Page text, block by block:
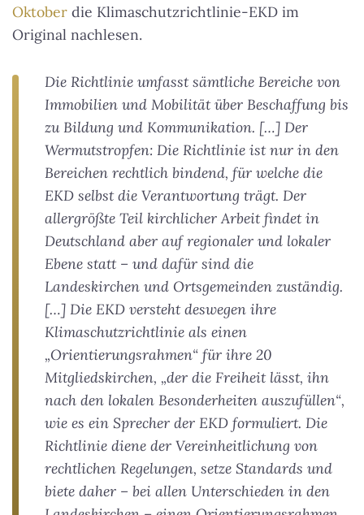
Oktober die Klimaschutzrichtlinie-EKD im
Original nachlesen.
Die Richtlinie umfasst sämtliche Bereiche von
Immobilien und Mobilität über Beschaffung bis
zu Bildung und Kommunikation. […] Der
Wermutstropfen: Die Richtlinie ist nur in den
Bereichen rechtlich bindend, für welche die
EKD selbst die Verantwortung trägt. Der
allergrößte Teil kirchlicher Arbeit findet in
Deutschland aber auf regionaler und lokaler
Ebene statt – und dafür sind die
Landeskirchen und Ortsgemeinden zuständig.
[…] Die EKD versteht deswegen ihre
Klimaschutzrichtlinie als einen
„Orientierungsrahmen“ für ihre 20
Mitgliedskirchen, „der die Freiheit lässt, ihn
nach den lokalen Besonderheiten auszufüllen“,
wie es ein Sprecher der EKD formuliert. Die
Richtlinie diene der Vereinheitlichung von
rechtlichen Regelungen, setze Standards und
biete daher – bei allen Unterschieden in den